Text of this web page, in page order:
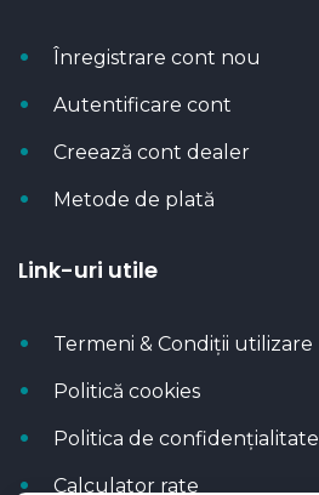
Înregistrare cont nou
Autentificare cont
Creează cont dealer
Metode de plată
Link-uri utile
Termeni & Condiții utilizare
Politică cookies
Politica de confidențialitate
Calculator rate